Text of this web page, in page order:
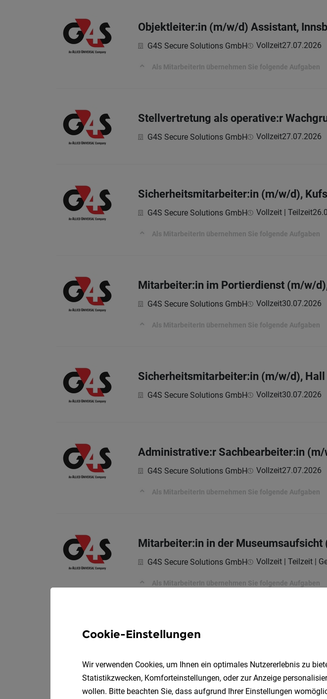
Objektleiter:in (m/w/d) Assistant,
G4S Secure Solutions GmbH Vollzeit27.07.2026
Als MitarbeiterIn übernehmen Sie folgende Aufgaben
Stellvertretung als operative:r
G4S Secure Solutions GmbH Vollzeit27.07.2026
Sicherheitsmitarbeiter:in (m/w/d),
G4S Secure Solutions GmbH Vollzeit | Teilzeit
Als MitarbeiterIn übernehmen Sie folgende Aufgaben
Mitarbeiter:in im Portierdienst (m/w/
G4S Secure Solutions GmbH Vollzeit30.07.2026
Als MitarbeiterIn übernehmen Sie folgende Aufgaben
Sicherheitsmitarbeiter:in (m/w/d), Hall
G4S Secure Solutions GmbH Vollzeit30.07.2026
Administrative:r Sachbearbeiter:in
G4S Secure Solutions GmbH Vollzeit27.07.2026
Als MitarbeiterIn übernehmen Sie folgende Aufgaben
Mitarbeiter:in in der Museumsaufsicht
G4S Secure Solutions GmbH Vollzeit | Teilzeit |
Als MitarbeiterIn übernehmen Sie folgende Aufgaben
Mitarbeiter:in für die Straßenaufsicht
Cookie-Einstellungen
Wir verwenden Cookies, um Ihnen ein optimales Nutzererlebnis zu
Statistikzwecken, Komforteinstellungen, oder zur Anzeige
wollen. Bitte beachten Sie, dass aufgrund Ihrer Einstellungen